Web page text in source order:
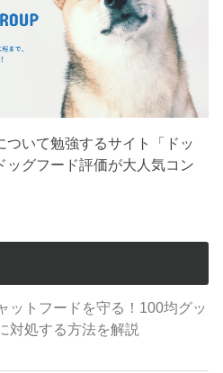
いて勉強するサイト「ドッ
ッグフード評価が大人気コン
ットフードを守る！100均グッ
対処する方法を解説